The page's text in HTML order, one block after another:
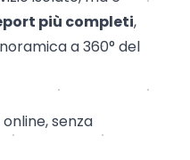
più completi,
a 360° del
senza